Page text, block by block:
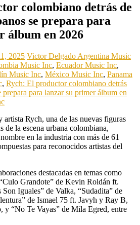
colombiano detrás de
se prepara para
álbum en 2026
2025 Victor Delgado Argentina Music
Music Inc, Ecuador Music Inc,
Music Inc, México Music Inc, Panama
, Rych: El productor colombiano detrás
prepara para lanzar su primer álbum en
Rych, una de las nuevas figuras
de la escena urbana colombiana,
en la industria con más de 61
para reconocidos artistas del
destacadas en temas como
Grandote” de Kevin Roldán ft.
Iguales” de Valka, “Sudadita” de
de Ismael 75 ft. Javyh y Ray B,
y “No Te Vayas” de Mila Egred, entre